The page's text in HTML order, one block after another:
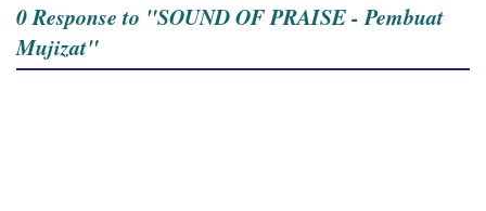
0 Response to "SOUND OF PRAISE - Pembuat
Mujizat"